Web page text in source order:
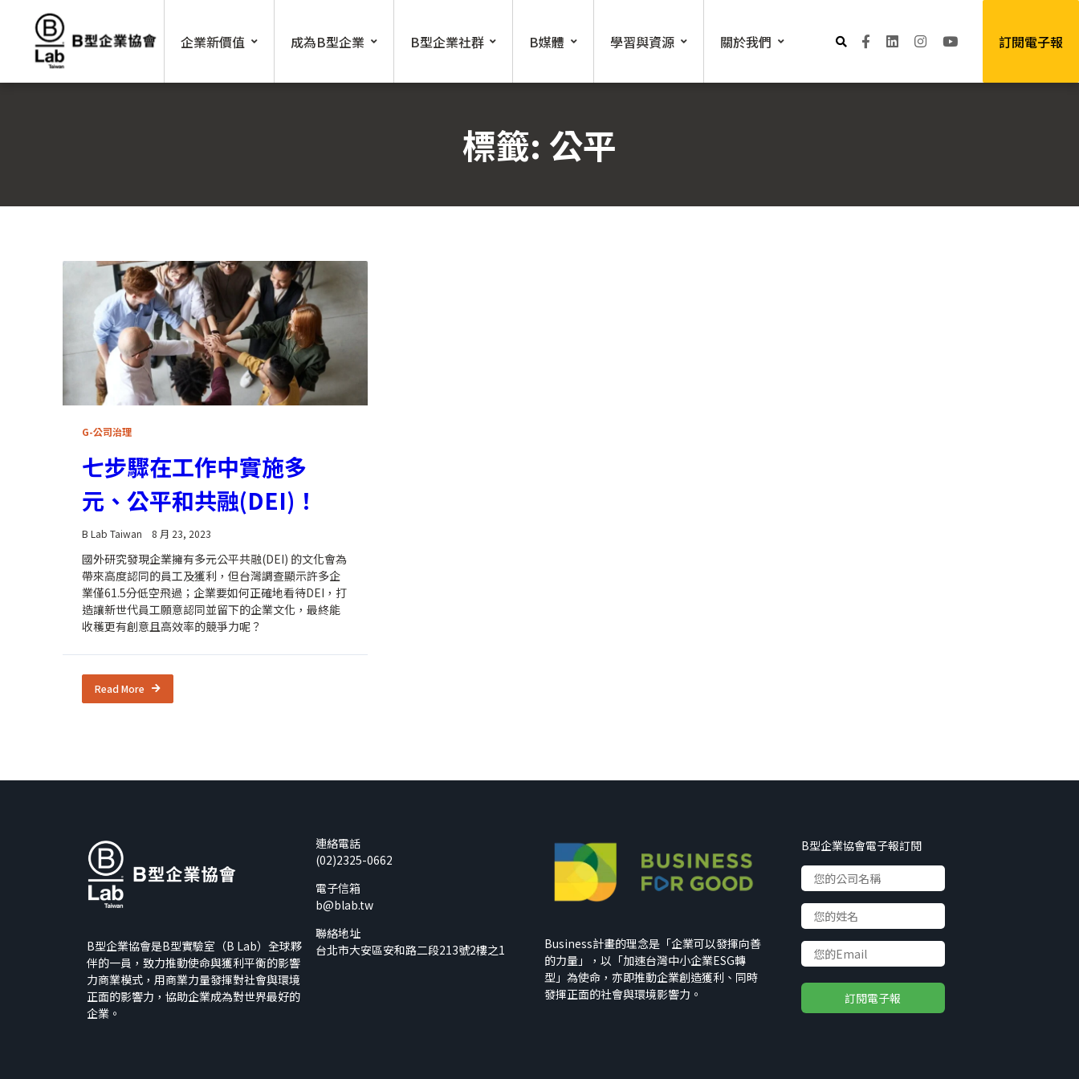
content
企業新價值 成為B型企業 B型企業社群 B媒體 學習與資源 關於我們 訂閱電子報
標籤: 公平
G-公司治理
七步驟在工作中實施多
元、公平和共融(DEI)！
B Lab Taiwan 8 月 23, 2023
國外研究發現企業擁有多元公平共融(DEI) 的文化會為
帶來高度認同的員工及獲利，但台灣調查顯示許多企
業僅61.5分低空飛過；企業要如何正確地看待DEI，打
造讓新世代員工願意認同並留下的企業文化，最終能
收穫更有創意且高效率的競爭力呢？
Read More
B型企業協會是B型實驗室（B Lab）全球夥
伴的一員，致力推動使命與獲利平衡的影響
力商業模式，用商業力量發揮對社會與環境
正面的影響力，協助企業成為對世界最好的
企業。
連絡電話
(02)2325-0662
電子信箱
b@blab.tw
聯絡地址
台北市大安區安和路二段213號2樓之1
Business計畫的理念是「企業可以發揮向善
的力量」，以「加速台灣中小企業ESG轉
型」為使命，亦即推動企業創造獲利、同時
發揮正面的社會與環境影響力。
B型企業協會電子報訂閱